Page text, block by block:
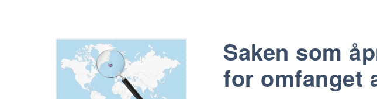
Saken som
for omfanget